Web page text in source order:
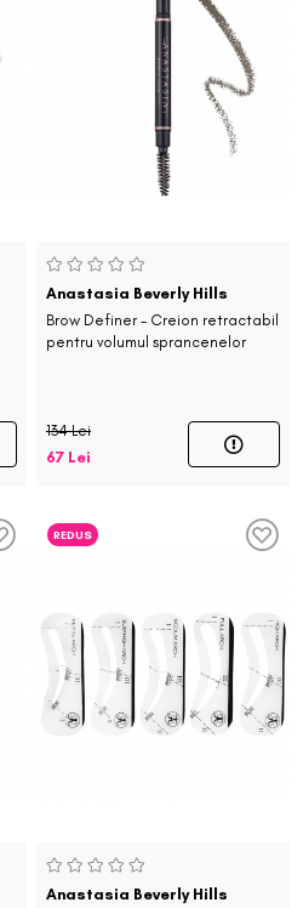
Anastasia Beverly Hills
Brow Definer - Creion retractabil
pentru volumul sprancenelor
134 Lei
67 Lei
REDUS
Anastasia Beverly Hills